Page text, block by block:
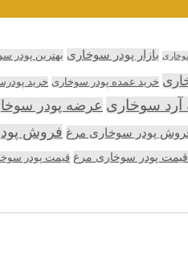
بازار پودر سوخاری بهترین پودر
خرید عمده پودر سوخاری خرید
سوخاری عرضه پودر
پودر سوخاری مرغ فروش
قیمت پودر سوخاری مرغ قیمت پودر